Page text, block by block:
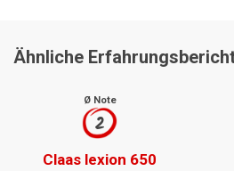
Ähnliche
Ø Note
2
Claas lexion 650